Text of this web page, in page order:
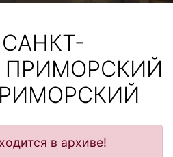
ПРИМОРСКИЙ
в архиве!